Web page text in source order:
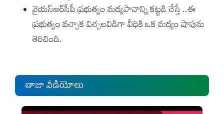
వైయ‌స్ఆర్‌సీపీ ప్రభుత్వం మద్యపానాన్ని కట్టడి చేస్తే ..ఈ
ప్రభుత్వం వచ్చాక విచ్చలవిడిగా వీధికి ఒక మద్యం షాపును
తెరిచింది.
తాజా వీడియోలు